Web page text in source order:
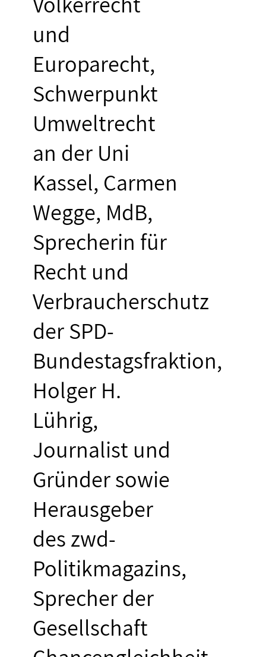
und
Europarecht,
Schwerpunkt
Umweltrecht
an der Uni
Kassel, Carmen
Wegge, MdB,
Sprecherin für
Recht und
Verbraucherschutz
der SPD-
Bundestagsfraktion,
Holger H.
Lührig,
Journalist und
Gründer sowie
Herausgeber
des zwd-
Politikmagazins,
Sprecher der
Gesellschaft